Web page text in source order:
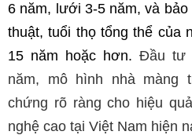
6 năm, lưới 3-5 năm, và
thuật, tuổi thọ tổng thể của
15 năm hoặc hơn. Đầu tư
năm, mô hình nhà màng
chứng rõ ràng cho hiệu
nghệ cao tại Việt Nam hiện